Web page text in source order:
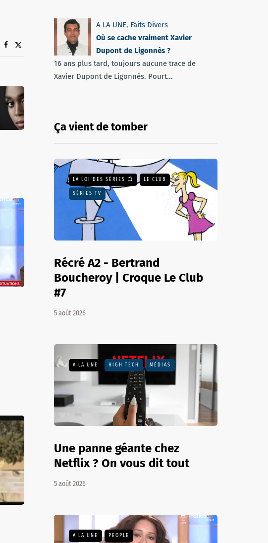
A LA UNE, Faits Divers
Où se cache vraiment Xavier
Dupont de Ligonnès ?
16 ans plus tard, toujours aucune trace de
Xavier Dupont de Ligonnès. Pourt...
Ça vient de tomber
LA LOI DES SÉRIES 📺 LE CLUB
SÉRIES TV
Récré A2 - Bertrand
Boucheroy | Croque Le Club
#7
5 août 2026
A LA UNE HIGH TECH MÉDIAS
Une panne géante chez
Netflix ? On vous dit tout
5 août 2026
A LA UNE PEOPLE